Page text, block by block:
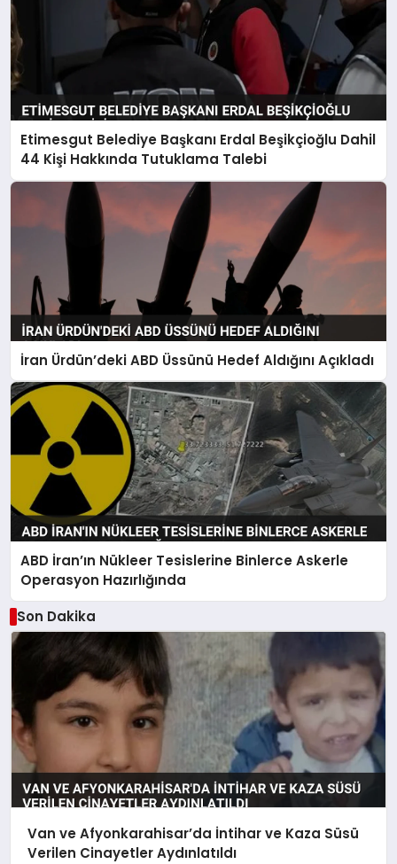
Etimesgut Belediye Başkanı Erdal Beşikçioğlu Dahil
44 Kişi Hakkında Tutuklama Talebi
İran Ürdün’deki ABD Üssünü Hedef Aldığını Açıkladı
ABD İran’ın Nükleer Tesislerine Binlerce Askerle
Operasyon Hazırlığında
Son Dakika
Van ve Afyonkarahisar’da İntihar ve Kaza Süsü
Verilen Cinayetler Aydınlatıldı